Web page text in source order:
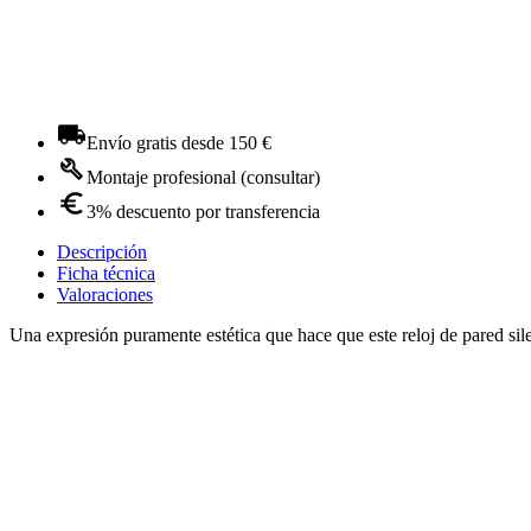
Envío gratis desde 150 €
Montaje profesional (consultar)
3% descuento por transferencia
Descripción
Ficha técnica
Valoraciones
Una expresión puramente estética que hace que este reloj de pared